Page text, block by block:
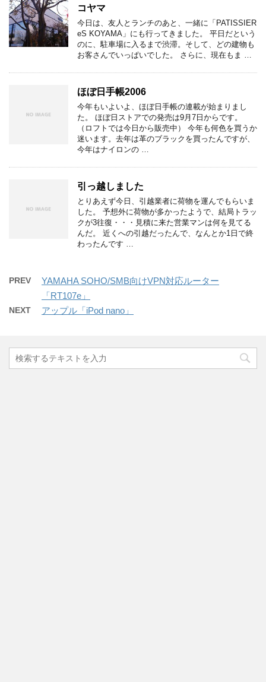
コヤマ
今日は、友人とランチのあと、一緒に「PATISSIER
eS KOYAMA」にも行ってきました。 平日だという
のに、駐車場に入るまで渋滞。そして、どの建物も
お客さんでいっぱいでした。 さらに、現在もま …
ほぼ日手帳2006
今年もいよいよ、ほぼ日手帳の連載が始まりまし
た。 ほぼ日ストアでの発売は9月7日からです。
（ロフトでは今日から販売中） 今年も何色を買うか
迷います。去年は革のブラックを買ったんですが、
今年はナイロンの …
引っ越しました
とりあえず今日、引越業者に荷物を運んでもらいま
した。 予想外に荷物が多かったようで、結局トラッ
クが3往復・・・見積に来た営業マンは何を見てる
んだ。 近くへの引越だったんで、なんとか1日で終
わったんです …
PREV
YAMAHA SOHO/SMB向けVPN対応ルーター
「RT107e」
NEXT アップル「iPod nano」